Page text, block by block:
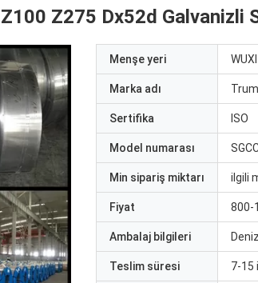
Z275 Dx52d Galvanizli
Menşe yeri WUXI
Marka adı
Sertifika ISO
Model numarası
Min sipariş miktarı ilgili
Fiyat 800-
Ambalaj bilgileri
Teslim süresi 7-15